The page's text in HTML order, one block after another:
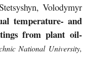
Volodymyr
temperature- and
from plant oil-
National University,